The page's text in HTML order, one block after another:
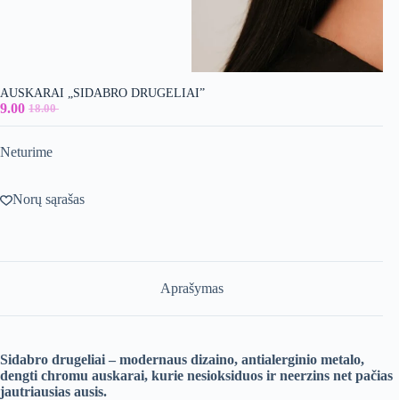
AUSKARAI „SIDABRO DRUGELIAI”
18.00
Original
price
was:
9.00 Current
price
is:
Neturime
Norų sąrašas
Aprašymas
Sidabro drugeliai – modernaus dizaino, antialerginio metalo,
dengti chromu auskarai, kurie nesioksiduos ir neerzins net pačias
jautriausias ausis.